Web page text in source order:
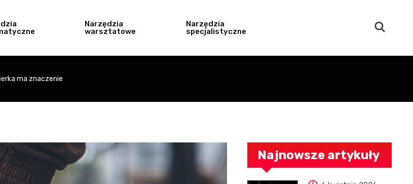
Narzędzia
warsztatowe
Narzędzia
specjalistyczne
ma znaczenie
Najnowsze artykuły